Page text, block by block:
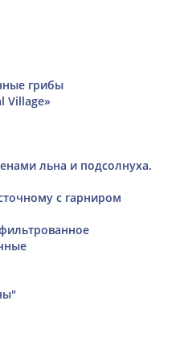
грибы
Village»
льна и подсолнуха.
с гарниром